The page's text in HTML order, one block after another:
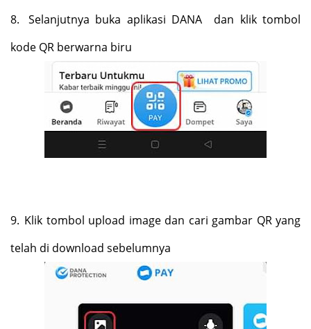
8.
Selanjutnya buka aplikasi DANA
dan klik tombol
kode QR berwarna biru
9. Klik tombol upload image dan cari gambar QR yang
telah di download sebelumnya